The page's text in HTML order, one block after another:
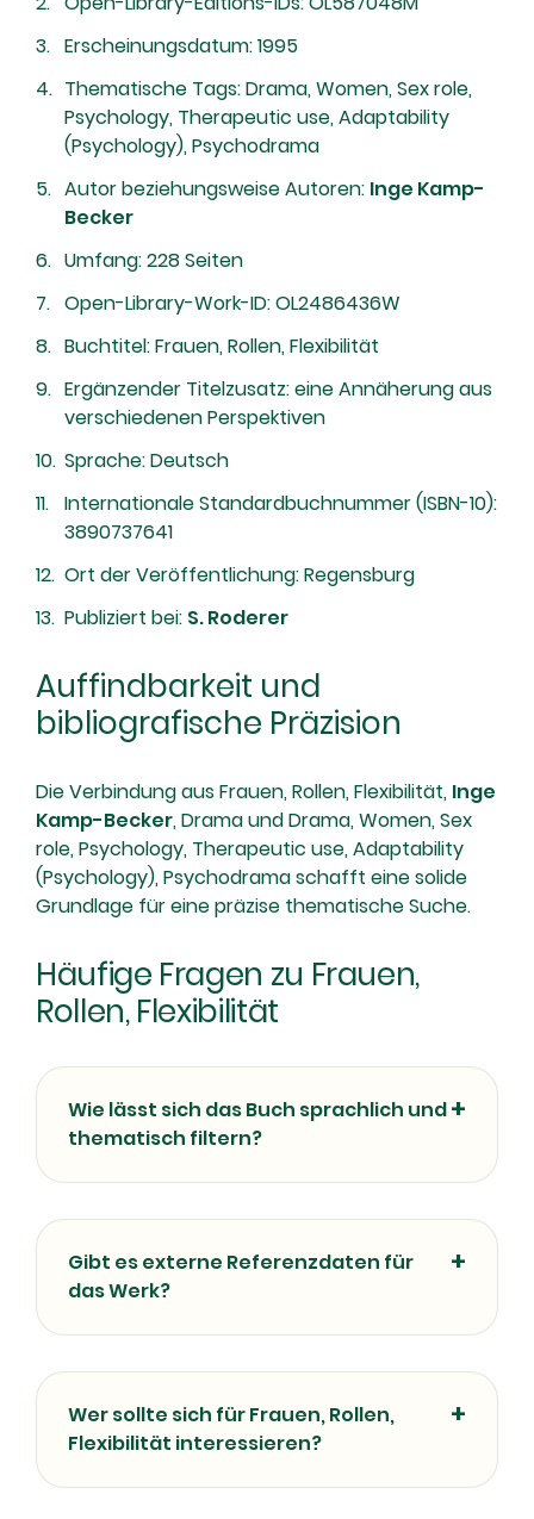
Erscheinungsdatum: 1995
Thematische Tags: Drama, Women, Sex role,
Psychology, Therapeutic use, Adaptability
(Psychology), Psychodrama
Autor beziehungsweise Autoren: Inge Kamp-
Becker
Umfang: 228 Seiten
Open-Library-Work-ID: OL2486436W
Buchtitel: Frauen, Rollen, Flexibilität
Ergänzender Titelzusatz: eine Annäherung aus
verschiedenen Perspektiven
Sprache: Deutsch
Internationale Standardbuchnummer (ISBN-10):
3890737641
Ort der Veröffentlichung: Regensburg
Publiziert bei: S. Roderer
Auffindbarkeit und
bibliografische Präzision
Die Verbindung aus Frauen, Rollen, Flexibilität, Inge
Kamp-Becker, Drama und Drama, Women, Sex
role, Psychology, Therapeutic use, Adaptability
(Psychology), Psychodrama schafft eine solide
Grundlage für eine präzise thematische Suche.
Häufige Fragen zu Frauen,
Rollen, Flexibilität
Wie lässt sich das Buch sprachlich und
thematisch filtern?
Gibt es externe Referenzdaten für
das Werk?
Wer sollte sich für Frauen, Rollen,
Flexibilität interessieren?